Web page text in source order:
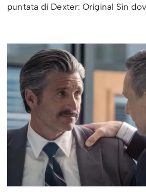
puntata di Dexter: Original Sin